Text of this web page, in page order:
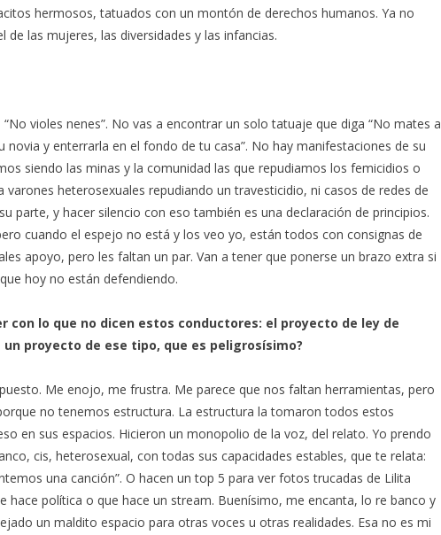
hermosos, tatuados con un montón de derechos humanos. Ya no
las mujeres, las diversidades y las infancias.
violes nenes”. No vas a encontrar un solo tatuaje que diga “No mates a
y enterrarla en el fondo de tu casa”. No hay manifestaciones de su
siendo las minas y la comunidad las que repudiamos los femicidios o
heterosexuales repudiando un travesticidio, ni casos de redes de
parte, y hacer silencio con eso también es una declaración de principios.
cuando el espejo no está y los veo yo, están todos con consignas de
apoyo, pero les faltan un par. Van a tener que ponerse un brazo extra si
hoy no están defendiendo.
lo que no dicen estos conductores: el proyecto de ley de
proyecto de ese tipo, que es peligrosísimo?
Me enojo, me frustra. Me parece que nos faltan herramientas, pero
no tenemos estructura. La estructura la tomaron todos estos
en sus espacios. Hicieron un monopolio de la voz, del relato. Yo prendo
cis, heterosexual, con todas sus capacidades estables, que te relata:
una canción”. O hacen un top 5 para ver fotos trucadas de Lilita
hace política o que hace un stream. Buenísimo, me encanta, lo re banco y
un maldito espacio para otras voces u otras realidades. Esa no es mi